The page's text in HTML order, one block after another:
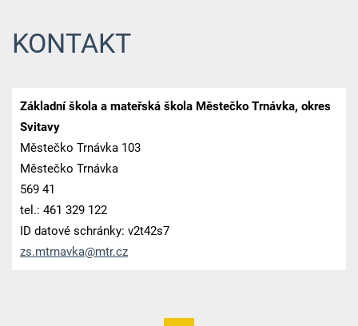
KONTAKT
Základní škola a mateřská škola Městečko Trnávka, okres
Svitavy
Městečko Trnávka 103
Městečko Trnávka
569 41
tel.: 461 329 122
ID datové schránky: v2t42s7
zs.mtrnavka@mtr.cz